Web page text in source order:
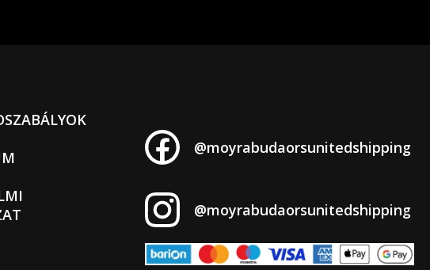
@moyrabudaorsunitedshipping
@moyrabudaorsunitedshipping